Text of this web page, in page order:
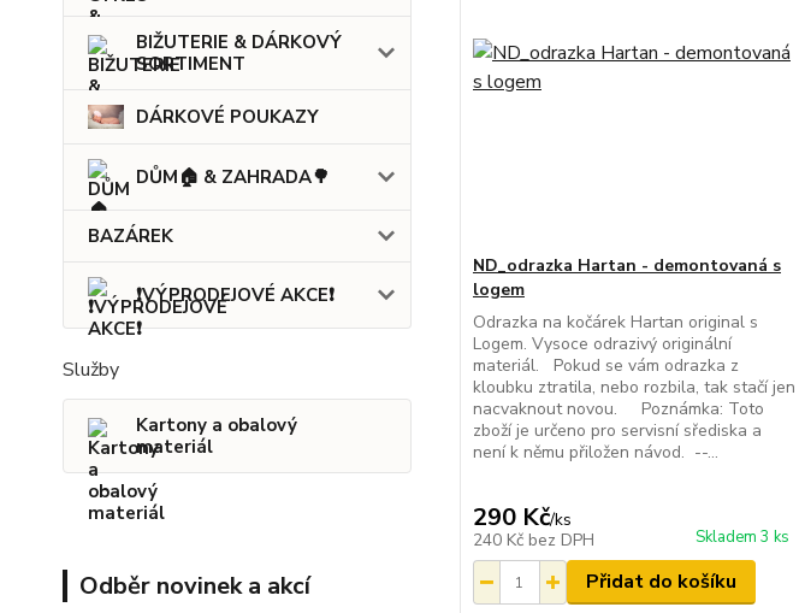
BIŽUTERIE & DÁRKOVÝ
SORTIMENT
DÁRKOVÉ POUKAZY
DŮM🏠 & ZAHRADA🌳
BAZÁREK
❗VÝPRODEJOVÉ AKCE❗
Služby
Kartony a obalový
materiál
Odběr novinek a akcí
ND_odrazka Hartan - demontovaná s
logem
Odrazka na kočárek Hartan original s
Logem. Vysoce odrazivý originální
materiál. Pokud se vám odrazka z
kloubku ztratila, nebo rozbila, tak stačí jen
nacvaknout novou. Poznámka: Toto
zboží je určeno pro servisní sřediska a
není k němu přiložen návod. --...
290 Kč/ks
240 Kč bez DPH Skladem 3 ks
Přidat do košíku